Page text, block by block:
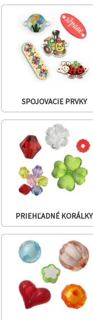
SPOJOVACIE PRVKY
PRIEHĽADNÉ KORÁLKY